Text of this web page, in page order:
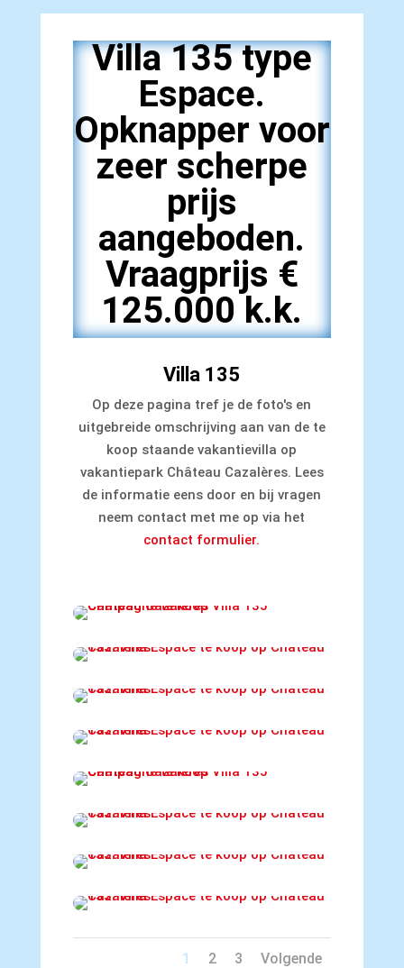
Villa 135 type
Espace.
Opknapper voor
zeer scherpe
prijs
aangeboden.
Vraagprijs €
125.000 k.k.
Villa 135
Op deze pagina tref je de foto's en
uitgebreide omschrijving aan van de te
koop staande vakantievilla op
vakantiepark Château Cazalères. Lees
de informatie eens door en bij vragen
neem contact met me op via het
contact formulier.
1 2 3 Volgende